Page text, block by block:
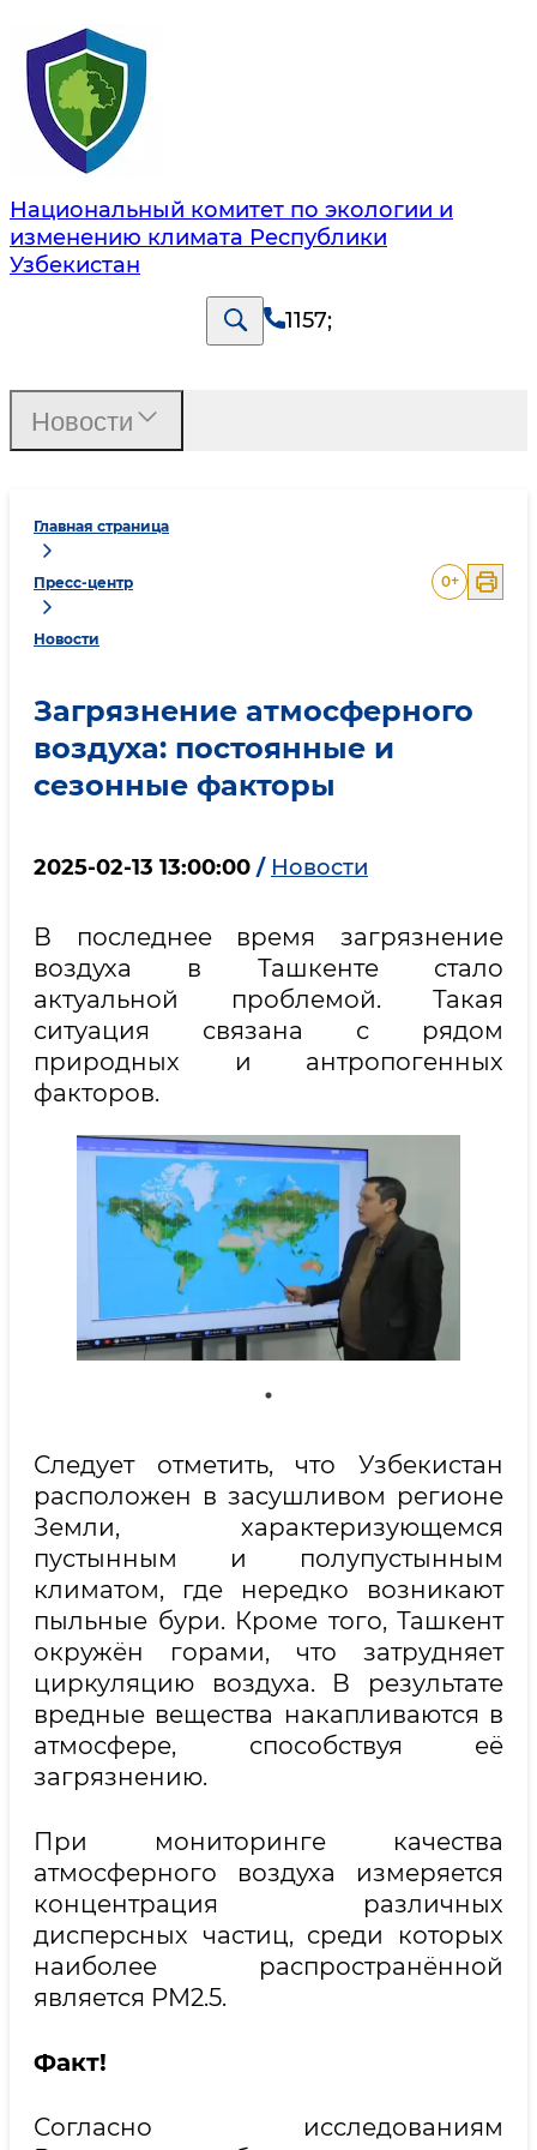
Национальный комитет по экологии и
изменению климата Республики
Узбекистан
1157;
Главная страница
Пресс-центр
Новости
0+
Загрязнение атмосферного
воздуха: постоянные и
сезонные факторы
2025-02-13 13:00:00 / Новости
В последнее время загрязнение
воздуха в Ташкенте стало
актуальной проблемой. Такая
ситуация связана с рядом
природных и антропогенных
факторов.
Следует отметить, что Узбекистан
расположен в засушливом регионе
Земли, характеризующемся
пустынным и полупустынным
климатом, где нередко возникают
пыльные бури. Кроме того, Ташкент
окружён горами, что затрудняет
циркуляцию воздуха. В результате
вредные вещества накапливаются в
атмосфере, способствуя её
загрязнению.
При мониторинге качества
атмосферного воздуха измеряется
концентрация различных
дисперсных частиц, среди которых
наиболее распространённой
является PM2.5.
Факт!
Согласно исследованиям
Новости